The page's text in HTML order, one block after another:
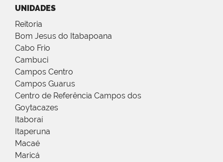
UNIDADES
Reitoria
Bom Jesus do Itabapoana
Cabo Frio
Cambuci
Campos Centro
Campos Guarus
Centro de Referência Campos dos
Goytacazes
Itaboraí
Itaperuna
Macaé
Maricá